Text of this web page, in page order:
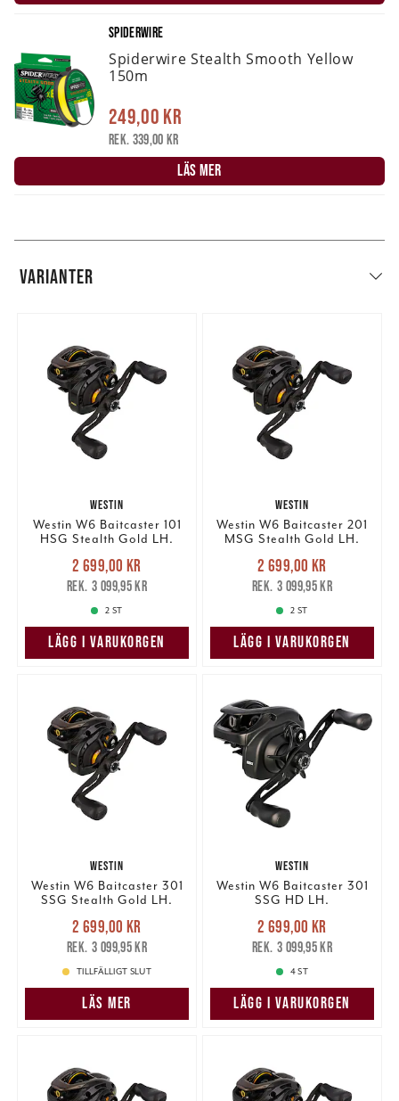
SPIDERWIRE
Spiderwire Stealth Smooth Yellow
150m
249,00 kr
Rek. 339,00 kr
LÄS MER
VARIANTER
WESTIN
Westin W6 Baitcaster 101
HSG Stealth Gold LH.
Nuvarande pris
2 699,00 krTidigare pris
3 099,95 kr
2 699,00 kr
3 099,95 kr
2 ST
LÄGG I VARUKORGEN
WESTIN
Westin W6 Baitcaster 201
MSG Stealth Gold LH.
Nuvarande pris
2 699,00 krTidigare pris
3 099,95 kr
2 699,00 kr
3 099,95 kr
2 ST
LÄGG I VARUKORGEN
WESTIN
Westin W6 Baitcaster 301
SSG Stealth Gold LH.
Nuvarande pris
2 699,00 krTidigare pris
3 099,95 kr
2 699,00 kr
3 099,95 kr
TILLFÄLLIGT SLUT
LÄS MER
WESTIN
Westin W6 Baitcaster 301
SSG HD LH.
Nuvarande pris
2 699,00 krTidigare pris
3 099,95 kr
2 699,00 kr
3 099,95 kr
4 ST
LÄGG I VARUKORGEN